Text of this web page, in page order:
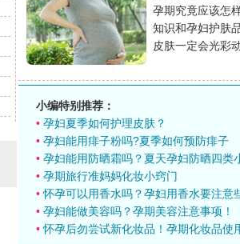
孕期究竟应该怎
知识和孕妇护肤
皮肤一定会光彩
小编特别推荐：
• 孕妇夏季如何护理皮肤？
• 孕妇能用痱子粉吗?夏季如何预防痱子
• 孕妇能用防晒霜吗？夏天孕妇防晒四类
• 孕期旅行准妈妈化妆小窍门
•怀孕可以用香水吗？孕妇用香水要注意
• 孕妇能做美容吗？孕期美容注意事项！
•怀孕后勿尝试新化妆品！孕期化妆品使